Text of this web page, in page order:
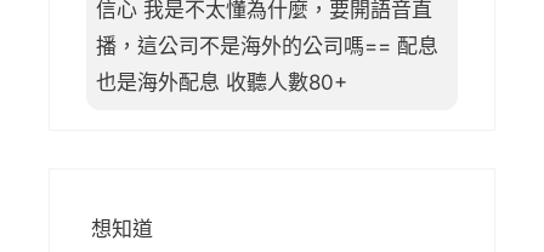
信心 我是不太懂為什麼，要開語音直
播，這公司不是海外的公司嗎== 配息
也是海外配息 收聽人數80+
想知道